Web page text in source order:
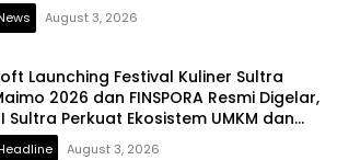
August 3, 2026
Launching Festival Kuliner Sultra
2026 dan FINSPORA Resmi Digelar,
Sultra Perkuat Ekosistem UMKM dan
Ekonomi
August 3, 2026